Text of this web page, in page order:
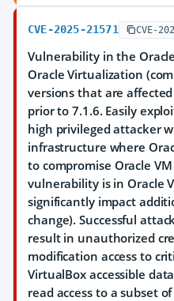
CVE-2025-21571 CVE-
Vulnerability in the
Oracle Virtualization
versions that are
prior to 7.1.6. Easily
high privileged attacker
infrastructure where
to compromise Oracle
vulnerability is in Oracle
significantly impact
change). Successful
result in unauthorized
modification access to
VirtualBox accessible
read access to a subset